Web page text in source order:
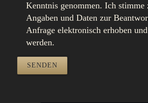
Kenntnis genommen. Ich stimme
Angaben und Daten zur
Anfrage elektronisch erhoben
werden.